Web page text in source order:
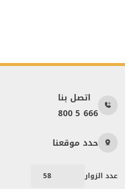
اتصل بنا
800 5 666
حدد موقعنا
عدد الزوار 58